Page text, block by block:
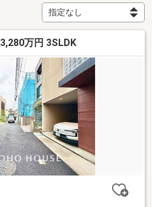
万円 3SLDK